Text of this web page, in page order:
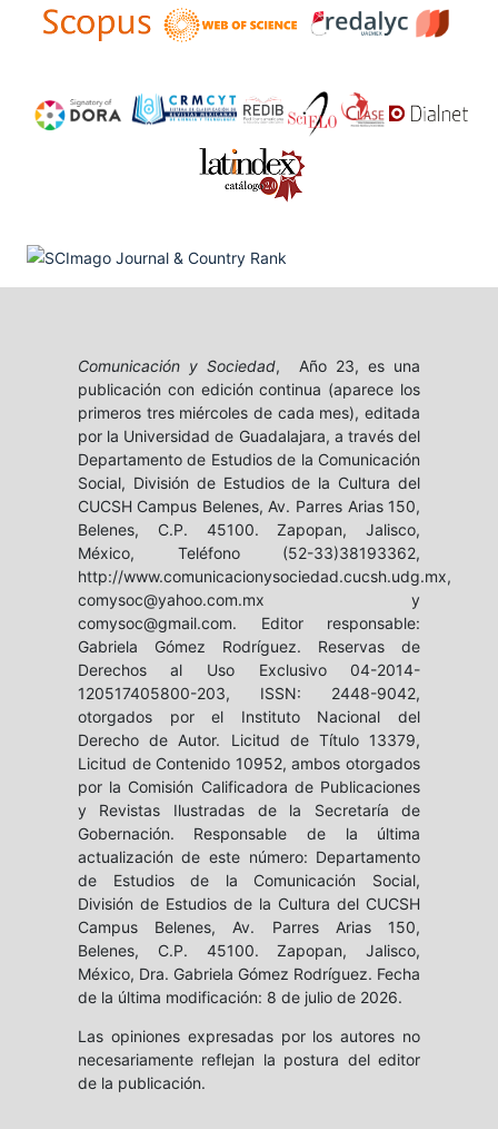
Comunicación y Sociedad, Año 23, es una
publicación con edición continua (aparece los
primeros tres miércoles de cada mes), editada
por la Universidad de Guadalajara, a través del
Departamento de Estudios de la Comunicación
Social, División de Estudios de la Cultura del
CUCSH Campus Belenes, Av. Parres Arias 150,
Belenes, C.P. 45100. Zapopan, Jalisco,
México, Teléfono (52-33)38193362,
http://www.comunicacionysociedad.cucsh.udg.mx,
comysoc@yahoo.com.mx y
comysoc@gmail.com. Editor responsable:
Gabriela Gómez Rodríguez. Reservas de
Derechos al Uso Exclusivo 04-2014-
120517405800-203, ISSN: 2448-9042,
otorgados por el Instituto Nacional del
Derecho de Autor. Licitud de Título 13379,
Licitud de Contenido 10952, ambos otorgados
por la Comisión Calificadora de Publicaciones
y Revistas Ilustradas de la Secretaría de
Gobernación. Responsable de la última
actualización de este número: Departamento
de Estudios de la Comunicación Social,
División de Estudios de la Cultura del CUCSH
Campus Belenes, Av. Parres Arias 150,
Belenes, C.P. 45100. Zapopan, Jalisco,
México, Dra. Gabriela Gómez Rodríguez. Fecha
de la última modificación: 8 de julio de 2026.
Las opiniones expresadas por los autores no
necesariamente reflejan la postura del editor
de la publicación.